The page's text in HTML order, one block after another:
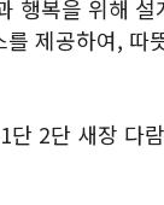
행복을 위해
제공하여, 따
2단 새장 다